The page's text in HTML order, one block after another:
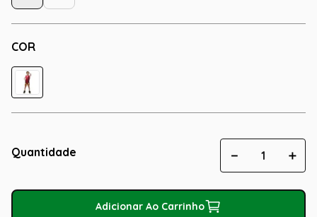
COR
Quantidade ＋
－
Adicionar Ao Carrinho